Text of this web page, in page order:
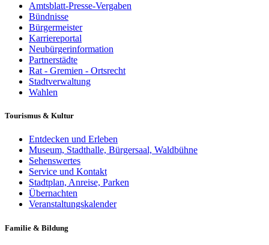
Amtsblatt-Presse-Vergaben
Bündnisse
Bürgermeister
Karriereportal
Neubürgerinformation
Partnerstädte
Rat - Gremien - Ortsrecht
Stadtverwaltung
Wahlen
Tourismus & Kultur
Entdecken und Erleben
Museum, Stadthalle, Bürgersaal, Waldbühne
Sehenswertes
Service und Kontakt
Stadtplan, Anreise, Parken
Übernachten
Veranstaltungskalender
Familie & Bildung